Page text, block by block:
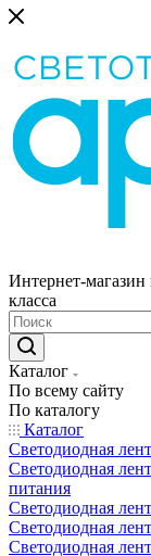
Интернет-магазин
класса
Каталог
По всему сайту
По каталогу
Каталог
Светодиодная
Светодиодная
питания
Светодиодная
Светодиодная
Светодиодная